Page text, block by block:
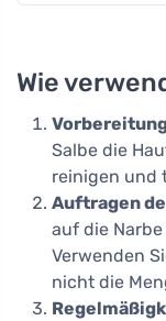
Wie
Salbe die
reinigen und
Auftragen
auf die
Verwenden
nicht die